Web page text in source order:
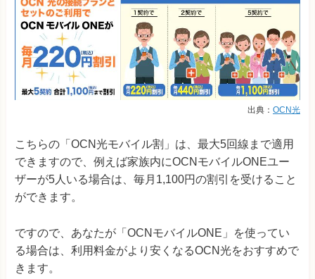
出典： OCN光
こちらの「OCN光モバイル割」は、最大5回線まで適用
できますので、例えば家族内にOCNモバイルONEユー
ザーが5人いる場合は、毎月1,100円の割引を受けること
ができます。
ですので、あなたが「OCNモバイルONE」を使ってい
る場合は、利用料金がより安くなるOCN光をおすすめで
きます。